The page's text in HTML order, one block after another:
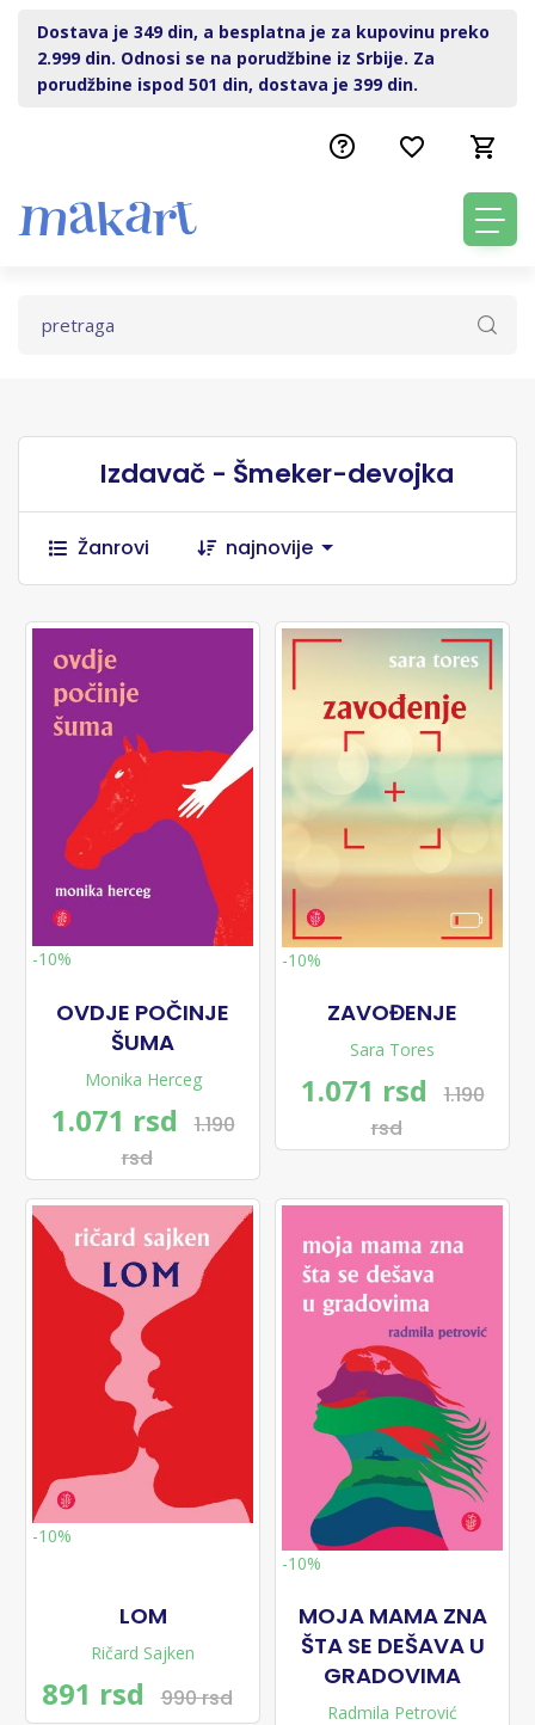
Dostava je 349 din, a besplatna je za kupovinu preko
2.999 din. Odnosi se na porudžbine iz Srbije. Za
porudžbine ispod 501 din, dostava je 399 din.
Izdavač - Šmeker-devojka
Žanrovi najnovije
-10%
OVDJE POČINJE
ŠUMA
Monika Herceg
1.071 rsd
1.190
rsd
-10%
ZAVOĐENJE
Sara Tores
1.071 rsd
1.190
rsd
-10%
LOM
Ričard Sajken
891 rsd 990 rsd
-10%
MOJA MAMA ZNA
ŠTA SE DEŠAVA U
GRADOVIMA
Radmila Petrović